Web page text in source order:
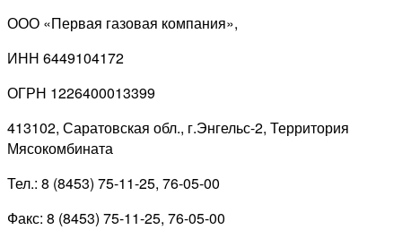
ООО «Первая газовая компания»,
ИНН 6449104172
ОГРН 1226400013399
413102, Саратовская обл., г.Энгельс-2, Территория
Мясокомбината
Тел.: 8 (8453) 75-11-25, 76-05-00
Факс: 8 (8453) 75-11-25, 76-05-00